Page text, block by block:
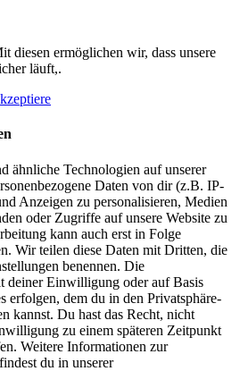
diesen ermöglichen wir, dass unsere
läuft,.
ähnliche Technologien auf unserer
Daten von dir (z.B. IP-
Anzeigen zu personalisieren, Medien
oder Zugriffe auf unsere Website zu
kann auch erst in Folge
Wir teilen diese Daten mit Dritten, die
benennen. Die
deiner Einwilligung oder auf Basis
erfolgen, dem du in den Privatsphäre-
kannst. Du hast das Recht, nicht
zu einem späteren Zeitpunkt
Weitere Informationen zur
du in unserer